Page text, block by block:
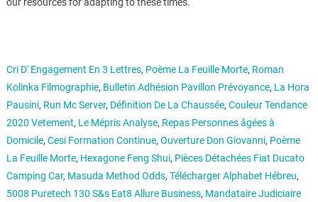
Cri D' Engagement En 3 Lettres, Poème La Feuille Morte, Roman
Kolinka Filmographie, Bulletin Adhésion Pavillon Prévoyance, La Hora
Pausini, Run Mc Server, Définition De La Chaussée, Couleur Tendance
2020 Vetement, Le Mépris Analyse, Repas Personnes âgées à
Domicile, Cesi Formation Continue, Ouverture Don Giovanni, Poème
La Feuille Morte, Hexagone Feng Shui, Pièces Détachées Fiat Ducato
Camping Car, Masuda Method Odds, Télécharger Alphabet Hébreu,
5008 Puretech 130 S&s Eat8 Allure Business, Mandataire Judiciaire